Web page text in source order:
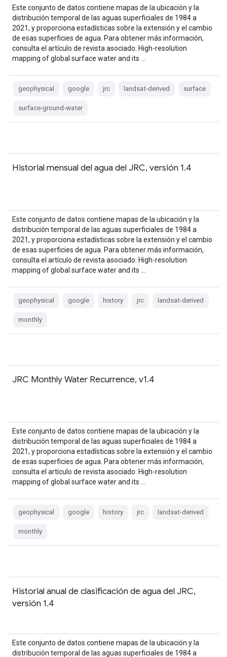
Este conjunto de datos contiene mapas de la ubicación y la
distribución temporal de las aguas superficiales de 1984 a
2021, y proporciona estadísticas sobre la extensión y el cambio
de esas superficies de agua. Para obtener más información,
consulta el artículo de revista asociado: High-resolution
mapping of global surface water and its …
geophysical google jrc landsat-derived surface
surface-ground-water
Historial mensual del agua del JRC, versión 1.4
Este conjunto de datos contiene mapas de la ubicación y la
distribución temporal de las aguas superficiales de 1984 a
2021, y proporciona estadísticas sobre la extensión y el cambio
de esas superficies de agua. Para obtener más información,
consulta el artículo de revista asociado: High-resolution
mapping of global surface water and its …
geophysical google history jrc landsat-derived
monthly
JRC Monthly Water Recurrence, v1.4
Este conjunto de datos contiene mapas de la ubicación y la
distribución temporal de las aguas superficiales de 1984 a
2021, y proporciona estadísticas sobre la extensión y el cambio
de esas superficies de agua. Para obtener más información,
consulta el artículo de revista asociado: High-resolution
mapping of global surface water and its …
geophysical google history jrc landsat-derived
monthly
Historial anual de clasificación de agua del JRC,
versión 1.4
Este conjunto de datos contiene mapas de la ubicación y la
distribución temporal de las aguas superficiales de 1984 a